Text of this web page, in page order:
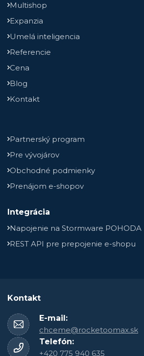
Multishop
Expanzia
Umelá inteligencia
Referencie
Cena
Blog
Kontakt
Partnerský program
Pre vývojárov
Obchodné podmienky
Prenájom e-shopov
Integrácia
Napojenie na Stormware POHODA
REST API pre prepojenie e-shopu
Kontakt
E-mail:
chceme@rocketoomax.sk
Telefón:
+420 775 940 635